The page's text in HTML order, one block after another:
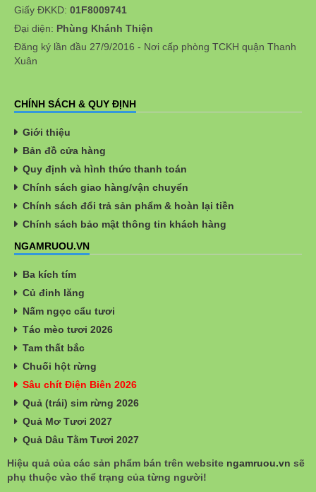
Giấy ĐKKD: 01F8009741
Đại diện: Phùng Khánh Thiện
Đăng ký lần đầu 27/9/2016 - Nơi cấp phòng TCKH quận Thanh
Xuân
CHÍNH SÁCH & QUY ĐỊNH
Giới thiệu
Bản đồ cửa hàng
Quy định và hình thức thanh toán
Chính sách giao hàng/vận chuyển
Chính sách đổi trả sản phẩm & hoàn lại tiền
Chính sách bảo mật thông tin khách hàng
NGAMRUOU.VN
Ba kích tím
Củ đinh lăng
Nấm ngọc cẩu tươi
Táo mèo tươi 2026
Tam thất bắc
Chuối hột rừng
Sâu chít Điện Biên 2026
Quả (trái) sim rừng 2026
Quả Mơ Tươi 2027
Quả Dâu Tằm Tươi 2027
Hiệu quả của các sản phẩm bán trên website ngamruou.vn sẽ
phụ thuộc vào thể trạng của từng người!